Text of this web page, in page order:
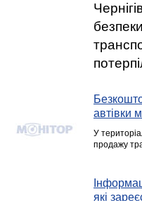
автівки
У
продажу
які